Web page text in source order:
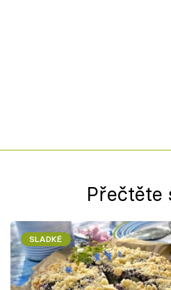
Přečtěte
SLADKÉ